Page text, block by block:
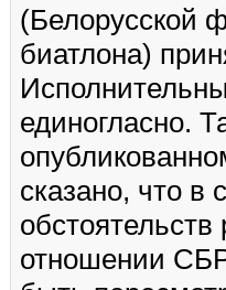
(Белорусской
биатлона)
единогласно.
сказано, что в
отношении